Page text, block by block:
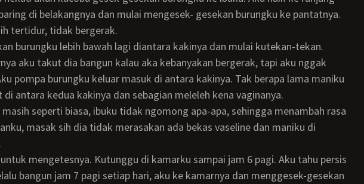
di belakangnya dan mulai mengesek- gesekan burungku ke pantatnya.
tertidur, tidak bergerak.
aku takut dia bangun kalau aka kebanyakan bergerak, tapi aku nggak
pompa burungku keluar masuk di antara kakinya. Tak berapa lama maniku
di antara kedua kakinya dan sebagian meleleh kena vaginanya.
masak sih dia tidak merasakan ada bekas vaseline dan maniku di
bangun jam 7 pagi setiap hari, aku ke kamarnya dan menggesek-gesekan